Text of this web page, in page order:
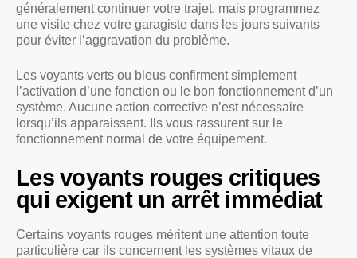
généralement continuer votre trajet, mais programmez
une visite chez votre garagiste dans les jours suivants
pour éviter l’aggravation du problème.
Les voyants verts ou bleus confirment simplement
l’activation d’une fonction ou le bon fonctionnement d’un
système. Aucune action corrective n’est nécessaire
lorsqu’ils apparaissent. Ils vous rassurent sur le
fonctionnement normal de votre équipement.
Les voyants rouges critiques
qui exigent un arrêt immédiat
Certains voyants rouges méritent une attention toute
particulière car ils concernent les systèmes vitaux de